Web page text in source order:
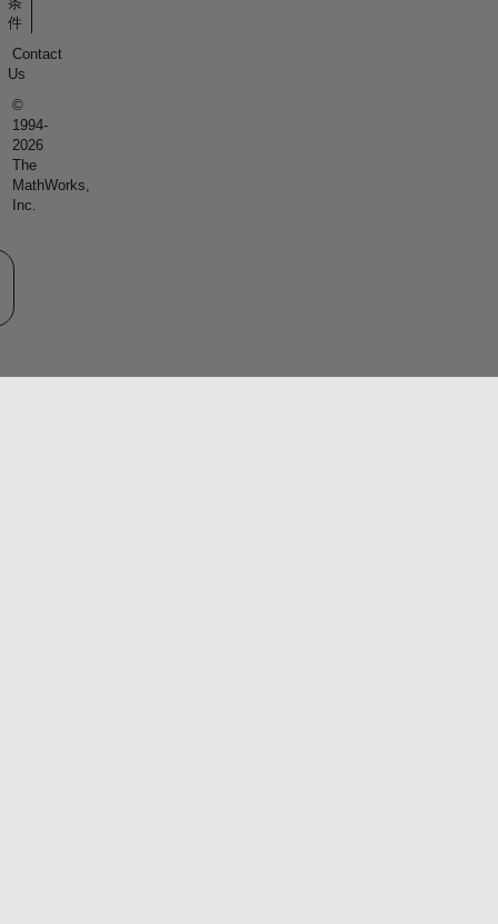
件
Contact
Us
©
1994-
2026
The
MathWorks,
Inc.
サイトの選択